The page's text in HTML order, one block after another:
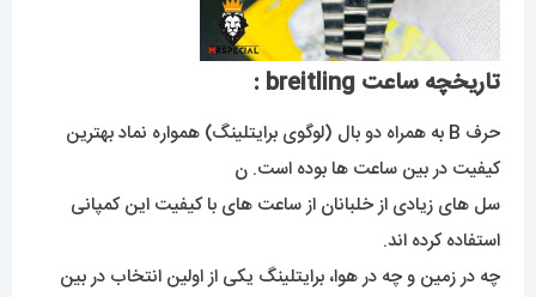
تاریخچه ساعت breitling :
حرف B به همراه دو بال (لوگوی برایتلینگ) همواره نماد بهترین
کیفیت در بین ساعت ها بوده است. ن
سل های زیادی از خلبانان از ساعت های با کیفیت این کمپانی
استفاده کرده اند.
چه در زمین و چه در هوا، برایتلینگ یکی از اولین انتخاب در بین